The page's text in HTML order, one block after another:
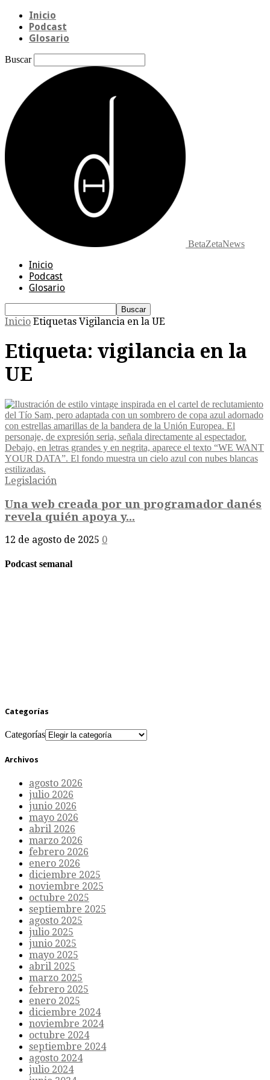
Inicio
Podcast
Glosario
Buscar
BetaZetaNews
Inicio
Podcast
Glosario
Inicio Etiquetas Vigilancia en la UE
Etiqueta: vigilancia en la
UE
Legislación
Una web creada por un programador danés
revela quién apoya y...
12 de agosto de 2025 0
Podcast semanal
Categorías
Categorías
Archivos
agosto 2026
julio 2026
junio 2026
mayo 2026
abril 2026
marzo 2026
febrero 2026
enero 2026
diciembre 2025
noviembre 2025
octubre 2025
septiembre 2025
agosto 2025
julio 2025
junio 2025
mayo 2025
abril 2025
marzo 2025
febrero 2025
enero 2025
diciembre 2024
noviembre 2024
octubre 2024
septiembre 2024
agosto 2024
julio 2024